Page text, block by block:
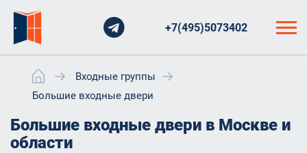
+7(495)5073402
Входные группы
Большие входные двери
Большие входные двери в Москве и
области